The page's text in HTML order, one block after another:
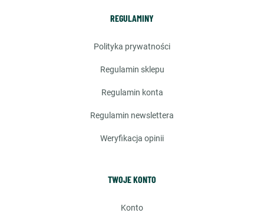
REGULAMINY
polityka prywatności
regulamin sklepu
regulamin konta
regulamin newslettera
weryfikacja opinii
TWOJE KONTO
konto